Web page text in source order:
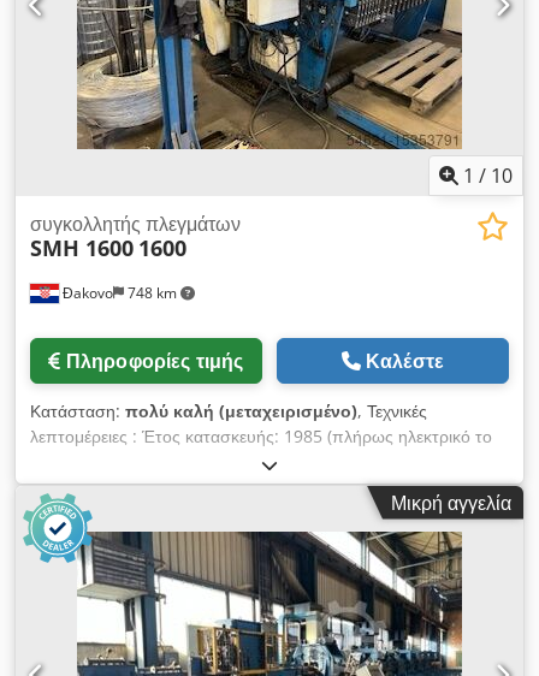
1 / 10
Đakovo 748 km
συγκολλητής πλεγμάτων
SMH 1600 1600
Πληροφορίες τιμής Καλέστε
Κατάσταση: πολύ καλή (μεταχειρισμένο), Τεχνικές
λεπτομέρειες : Έτος κατασκευής: 1985 (πλήρως ηλεκτρικό το
2007, μερικώς το 2010 υποβλήθηκε σε μηχανική επισκευή).
Μέγιστο πλάτος πλέγματος: 1500 mm Πυκνότητα πλέγματος:
15 κεφαλές συγκόλλησης σε αυθαίρετη κατανομή Αύξηση:
20mm - 200mm. Πάχος σύρματος: 1,2mm - έως 2,2mm
(μέγιστο 650 N/nmm - Έχουμε ήδη συγκολλήσει 2,5mm
επίσης με σύρμα). Ενεργειακή ζήτηση: 14 kVA (max) Βάρος:
περίπου 8 τόνοι Κινητήρας: ψηφιακός σερβομηχανισμός,
έλεγχος (PLC). Σταδιακή ρύθμιση. Εξαρτήματα: εγχειρίδιο
Dcsdpfx Aeryv S Ujlfsk
Μικρή αγγελία